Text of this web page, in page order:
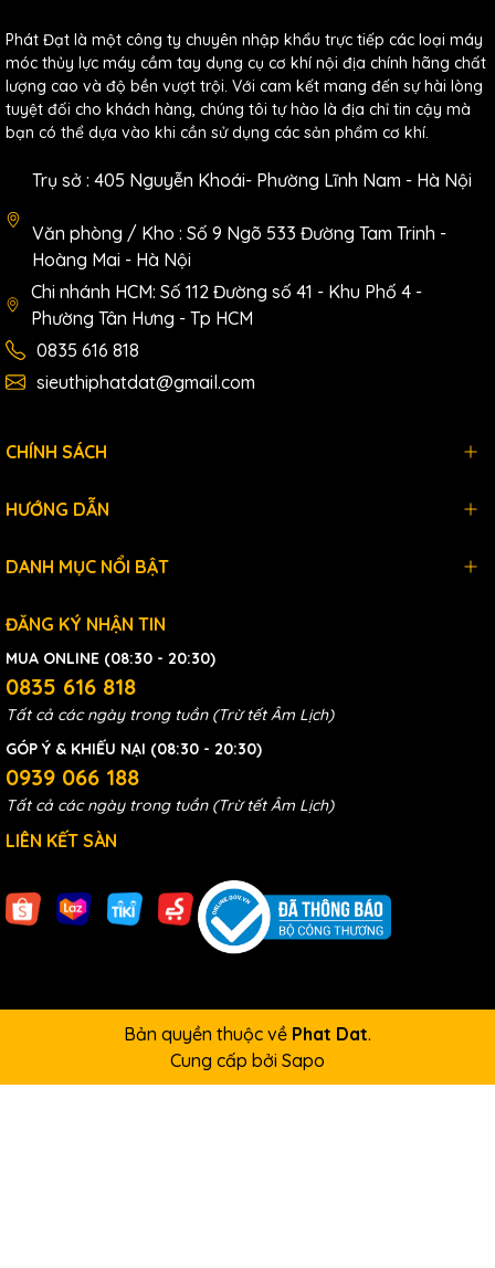
Phân loại theo cấu tạo,hình dáng,chức năng...
Kích lùn :là loại kích thủy lực 1 chiều thường được đánh mã đầu
làFPY, ví dụ nhưFPY-5, FPY-10...là loại kích có chiều cao ban
đầu thấp, dẹt với hành trình nhỏ chỉ từ 7-26mm, trọng tải từ 5-
200 tấn. Được ứng dụng trong thi công xây dựng, chế tạo, sửa
chữa máy, nâng hạ ở những vị trí hẹp mà kích thông thường
Kích thường : Là loại kích thủy lực 1 chiều có mãRChoặc
tải trọng nâng thông thường 10-200 tấn, hành trình nâng từ 50-
Phát Đạt là một công ty chuyên nhập khẩu trực tiếp các loại máy
móc thủy lực máy cầm tay dụng cụ cơ khí nội địa chính hãng chất
lượng cao và độ bền vượt trội. Với cam kết mang đến sự hài lòng
tuyệt đối cho khách hàng, chúng tôi tự hào là địa chỉ tin cậy mà
bạn có thể dựa vào khi cần sử dụng các sản phẩm cơ khí.
Trụ sở : 405 Nguyễn Khoái- Phường Lĩnh Nam - Hà Nội
Văn phòng / Kho : Số 9 Ngõ 533 Đường Tam Trinh -
Hoàng Mai - Hà Nội
Chi nhánh HCM: Số 112 Đường số 41 - Khu Phố 4 -
Phường Tân Hưng - Tp HCM
0835 616 818
sieuthiphatdat@gmail.com
CHÍNH SÁCH
HƯỚNG DẪN
DANH MỤC NỔI BẬT
ĐĂNG KÝ NHẬN TIN
MUA ONLINE (08:30 - 20:30)
0835 616 818
Tất cả các ngày trong tuần (Trừ tết Âm Lịch)
GÓP Ý & KHIẾU NẠI (08:30 - 20:30)
0939 066 188
Tất cả các ngày trong tuần (Trừ tết Âm Lịch)
LIÊN KẾT SÀN
Bản quyền thuộc về Phat Dat.
Cung cấp bởi Sapo